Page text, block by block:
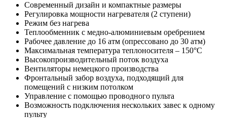
Современный дизайн и компактные размеры
Регулировка мощности нагревателя (2 ступени)
Режим без нагрева
Теплообменник с медно-алюминиевым оребрением
Рабочее давление до 16 атм (опрессовано до 30 атм)
Максимальная температура теплоносителя – 150°C
Высокопроизводительный поток воздуха
Вентиляторы немецкого производства
Фронтальный забор воздуха, подходящий для
помещений с низким потолком
Управление с помощью проводного пульта
Возможность подключения нескольких завес к одному
пульту